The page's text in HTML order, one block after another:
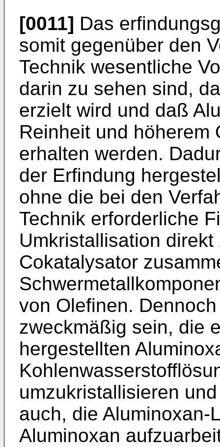
[0011] Das
somit gegenüber den
Technik wesentliche
darin zu sehen sind,
erzielt wird und daß
Reinheit und höherem
erhalten werden.
der Erfindung
ohne die bei den
Technik erforderliche
Umkristallisation
Cokatalysator
von Olefinen.
zweckmäßig sein, die
hergestellten
umzukristallisieren
auch, die Aluminoxan-
Aluminoxan